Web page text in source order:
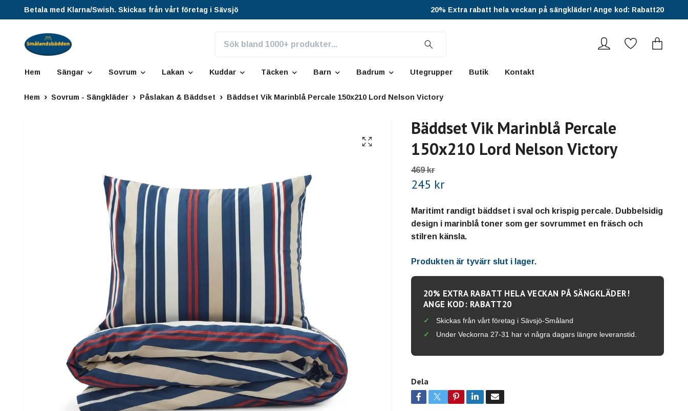
Betala med Klarna/Swish. Skickas från vårt företag i Sävsjö 20% Extra rabatt hela veckan på sängkläder! Ange kod: Rabatt20
Hem Sängar Sovrum Lakan Kuddar Täcken Barn Badrum Utegrupper Butik Kontakt
Hem Sovrum - Sängkläder Påslakan & Bäddset Bäddset Vik Marinblå Percale 150x210 Lord Nelson Victory
Bäddset Vik Marinblå Percale
150x210 Lord Nelson Victory
469 kr
245 kr
Maritimt randigt bäddset i sval och krispig percale. Dubbelsidig
design i marinblå toner som ger sovrummet en fräsch och
stilren känsla.
Produkten är tyvärr slut i lager.
20% EXTRA RABATT HELA VECKAN PÅ SÄNGKLÄDER!
ANGE KOD: RABATT20
Skickas från vårt företag i Sävsjö-Småland
Under Veckorna 27-31 har vi några dagars längre leveranstid.
Dela